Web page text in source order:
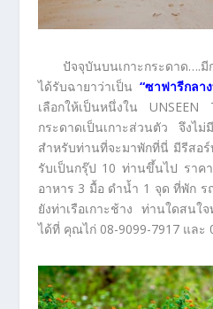
ปัจจุบันบนเกาะกระดาด….
ได้รับฉายาว่าเป็น “ซาฟารีกลาง
เลือกให้เป็นหนึ่งใน UNSEEN
กระดาดเป็นเกาะส่วนตัว จึงไ
สำหรับท่านที่จะมาพักที่นี่ มีรีสอร์
รับเป็นกรุ๊ป 10 ท่านขึ้นไป ราค
อาหาร 3 มื้อ ดำน้ำ 1 จุด ที่พัก ร
ยังท่าเรือเกาะช้าง ท่านใดสนใ
ได้ที่ คุณไก่ 08-9099-7917 และ